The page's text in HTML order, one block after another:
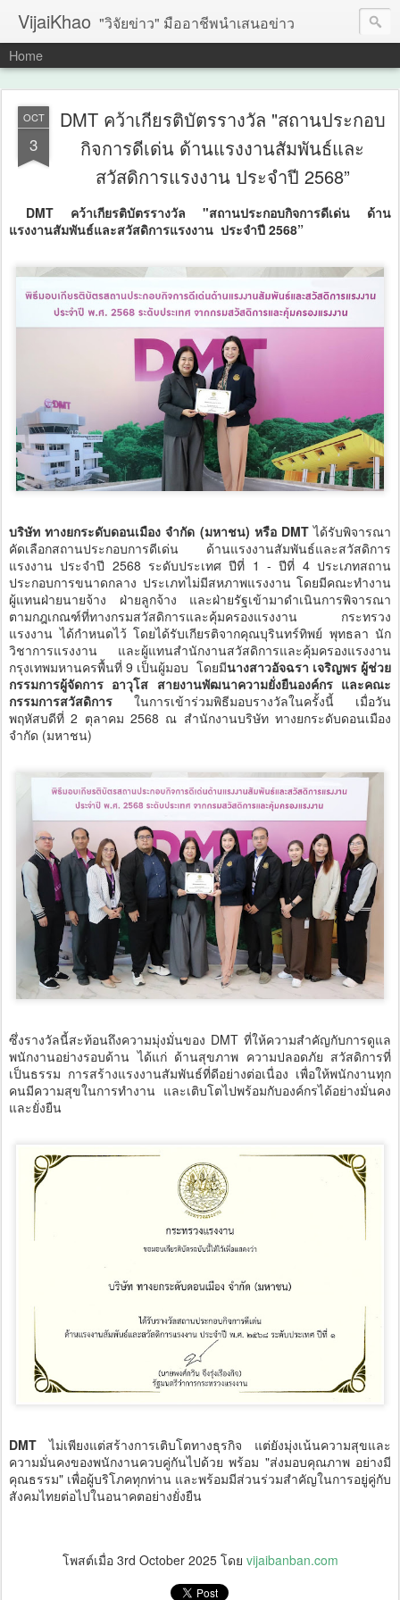
VijaiKhao "วิจัยข่าว" มืออาชีพนำเสนอข่าว
Home
OCT
3
DMT คว้าเกียรติบัตรรางวัล "สถานประกอบ
กิจการดีเด่น ด้านแรงงานสัมพันธ์และ
สวัสดิการแรงงาน​ ประจำปี 2568”
DMT คว้าเกียรติบัตรรางวัล "สถานประกอบกิจการดีเด่น ด้าน
แรงงานสัมพันธ์และสวัสดิการแรงงาน​ ประจำปี 2568”
บริษัท ทางยกระดับดอนเมือง จำกัด (มหาชน) หรือ DMTได้รับพิจารณา
คัดเลือกสถานประกอบการดีเด่น ด้านแรงงานสัมพันธ์และสวัสดิการ
แรงงาน ประจำปี 2568 ระดับประเทศ ปีที่ 1 - ปีที่ 4 ประเภทสถาน
ประกอบการขนาดกลาง ประเภทไม่มีสหภาพแรงงาน โดยมีคณะทำงาน
ผู้แทนฝ่ายนายจ้าง ฝ่ายลูกจ้าง และฝ่ายรัฐเข้ามาดำเนินการพิจารณา
ตามกฎเกณฑ์ที่ทางกรมสวัสดิการและคุ้มครองแรงงาน กระทรวง
แรงงาน ได้กำหนดไว้ โดยได้รับเกียรติจากคุณบุรินทร์ทิพย์ พุทธลา นัก
วิชาการแรงงาน และผู้แทนสำนักงานสวัสดิการและคุ้มครองแรงงาน
กรุงเทพมหานครพื้นที่ 9 เป็นผู้มอบ โดยมีนางสาวอัจฉรา เจริญพร ผู้ช่วย
กรรมการผู้จัดการ อาวุโส สายงานพัฒนาความยั่งยืนองค์กร และคณะ
กรรมการสวัสดิการ ในการเข้าร่วมพิธีมอบรางวัลในครั้งนี้ เมื่อวัน
พฤหัสบดีที่ 2 ตุลาคม 2568 ณ สำนักงานบริษัท ทางยกระดับดอนเมือง
จำกัด (มหาชน)
ซึ่งรางวัลนี้สะท้อนถึงความมุ่งมั่นของ DMT ที่ให้ความสำคัญกับการดูแล
พนักงานอย่างรอบด้าน ได้แก่ ด้านสุขภาพ ความปลอดภัย สวัสดิการที่
เป็นธรรม การสร้างแรงงานสัมพันธ์ที่ดีอย่างต่อเนื่อง เพื่อให้พนักงานทุก
คนมีความสุขในการทำงาน และเติบโตไปพร้อมกับองค์กรได้อย่างมั่นคง
และยั่งยืน
DMT ไม่เพียงแต่สร้างการเติบโตทางธุรกิจ แต่ยังมุ่งเน้นความสุขและ
ความมั่นคงของพนักงานควบคู่กันไปด้วย พร้อม "ส่งมอบคุณภาพ อย่างมี
คุณธรรม" เพื่อผู้บริโภคทุกท่าน และพร้อมมีส่วนร่วมสำคัญในการอยู่คู่กับ
สังคมไทยต่อไปในอนาคตอย่างยั่งยืน
โพสต์เมื่อ 3rd October 2025โดย vijaibanban.com